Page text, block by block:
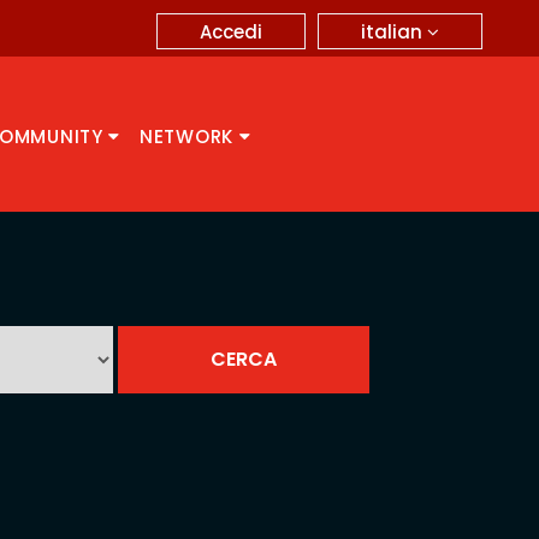
italian
Accedi
NETWORK